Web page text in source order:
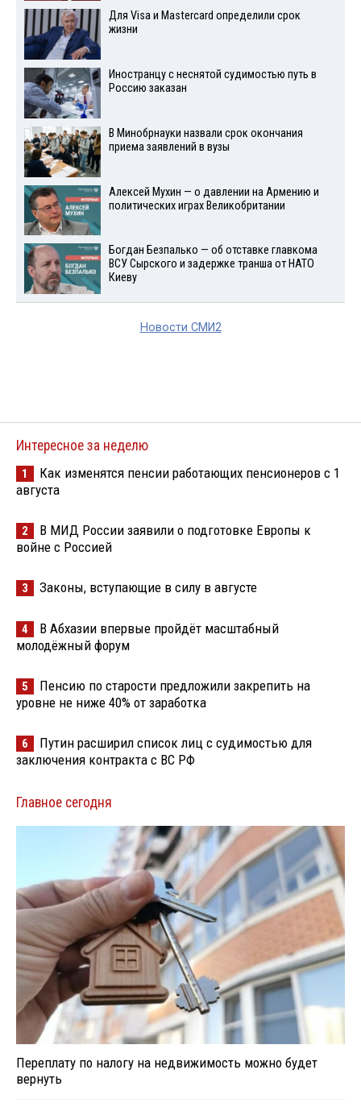
Для Visа и Mastercard определили срок
жизни
Иностранцу с неснятой судимостью путь в
Россию заказан
В Минобрнауки назвали срок окончания
приема заявлений в вузы
Алексей Мухин — о давлении на Армению и
политических играх Великобритании
Богдан Безпалько — об отставке главкома
ВСУ Сырского и задержке транша от НАТО
Киеву
Новости СМИ2
Интересное за неделю
1
Как изменятся пенсии работающих пенсионеров с 1
августа
2
В МИД России заявили о подготовке Европы к
войне с Россией
3 Законы, вступающие в силу в августе
4
В Абхазии впервые пройдёт масштабный
молодёжный форум
5
Пенсию по старости предложили закрепить на
уровне не ниже 40% от заработка
6
Путин расширил список лиц с судимостью для
заключения контракта с ВС РФ
Главное сегодня
Переплату по налогу на недвижимость можно будет
вернуть